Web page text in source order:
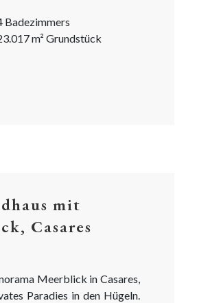
dem Land zu...
Badezimmers
m² Grundstück
mit
Casares
Meerblick in Casares,
Paradies in den Hügeln.